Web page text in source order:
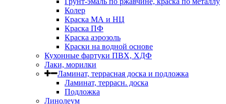
Колер
Краска МА и НЦ
Краска ПФ
Краска аэрозоль
Краски на водной основе
Кухонные фартуки ПВХ, ХДФ
Лаки, морилки
Ламинат, террасная доска и подложка
Ламинат, террасн. доска
Подложка
Линолеум